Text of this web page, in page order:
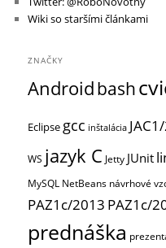
Wiki so staršími článkami
ZNAČKY
Androidbash
Eclipse gcc inštalácia
WS jazyk C Jetty JUnit
MySQL NetBeans návrhové
PAZ1c/2013 PAZ1c/
prednáška